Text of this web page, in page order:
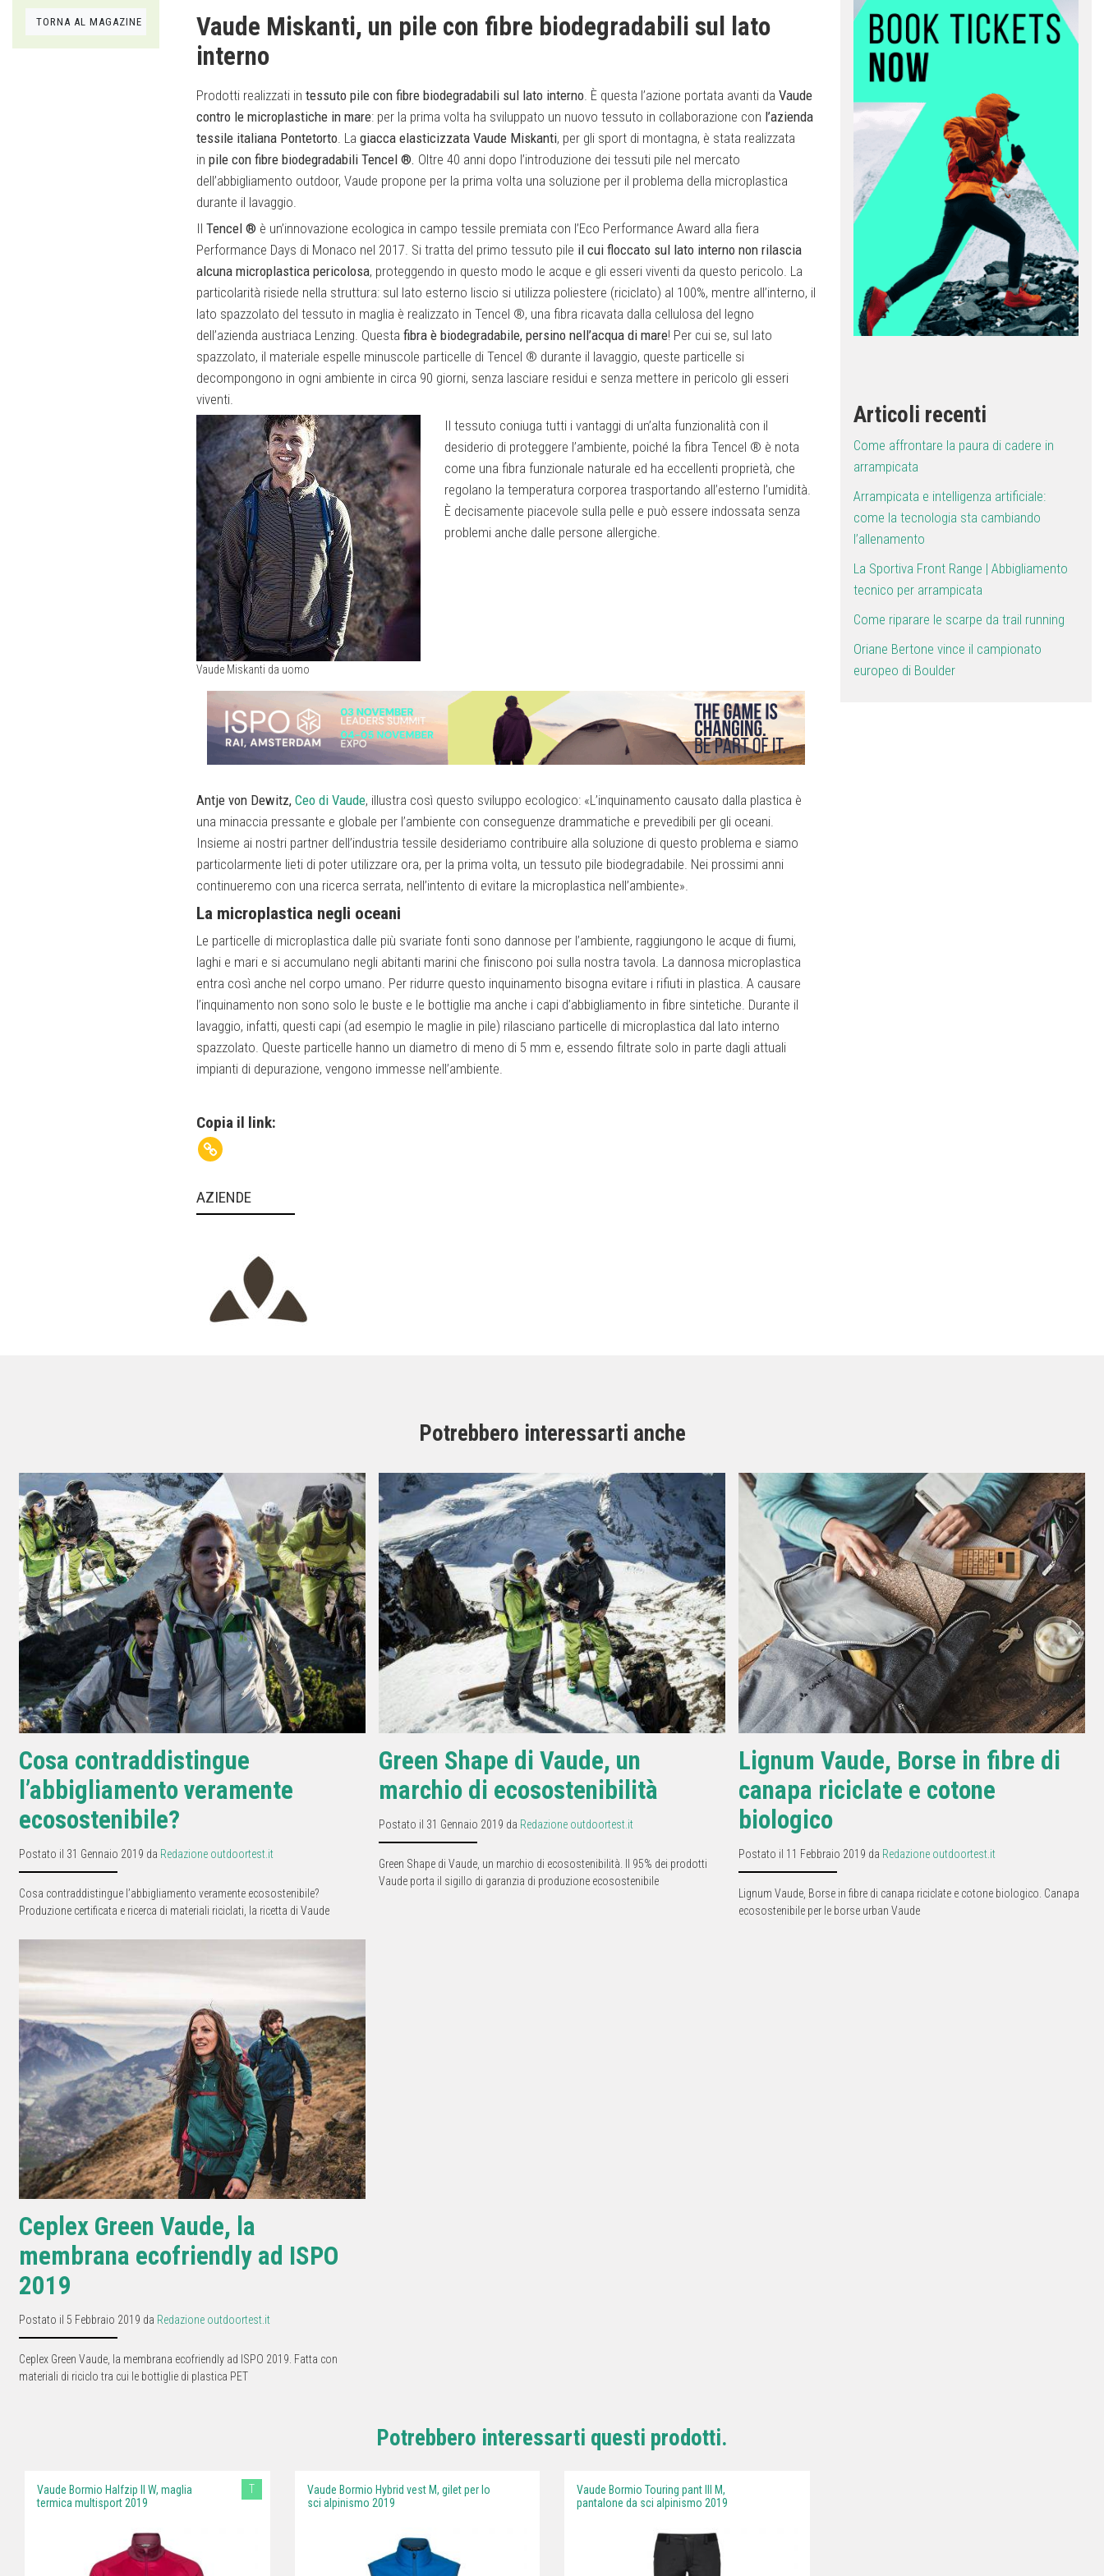
TORNA AL MAGAZINE
Vaude Miskanti, un pile con fibre biodegradabili sul lato
interno
Prodotti realizzati in tessuto pile con fibre biodegradabili sul lato interno . È questa l’azione portata avanti da Vaude
contro le microplastiche in mare: per la prima volta ha sviluppato un nuovo tessuto in collaborazione con l’azienda
tessile italiana Pontetorto . La giacca elasticizzata Vaude Miskanti, per gli sport di montagna, è stata realizzata
in pile con fibre biodegradabili Tencel ®. Oltre 40 anni dopo l’introduzione dei tessuti pile nel mercato
dell’abbigliamento outdoor, Vaude propone per la prima volta una soluzione per il problema della microplastica
durante il lavaggio.
Il Tencel ® è un’innovazione ecologica in campo tessile premiata con l’Eco Performance Award alla fiera
Performance Days di Monaco nel 2017. Si tratta del primo tessuto pile il cui floccato sul lato interno non rilascia
alcuna microplastica pericolosa, proteggendo in questo modo le acque e gli esseri viventi da questo pericolo. La
particolarità risiede nella struttura: sul lato esterno liscio si utilizza poliestere (riciclato) al 100%, mentre all’interno, il
lato spazzolato del tessuto in maglia è realizzato in Tencel ®, una fibra ricavata dalla cellulosa del legno
dell’azienda austriaca Lenzing. Questa fibra è biodegradabile, persino nell’acqua di mare! Per cui se, sul lato
spazzolato, il materiale espelle minuscole particelle di Tencel ® durante il lavaggio, queste particelle si
decompongono in ogni ambiente in circa 90 giorni, senza lasciare residui e senza mettere in pericolo gli esseri
viventi.
Vaude Miskanti da uomo
Il tessuto coniuga tutti i vantaggi di un’alta funzionalità con il
desiderio di proteggere l’ambiente, poiché la fibra Tencel ® è nota
come una fibra funzionale naturale ed ha eccellenti proprietà, che
regolano la temperatura corporea trasportando all’esterno l’umidità.
È decisamente piacevole sulla pelle e può essere indossata senza
problemi anche dalle persone allergiche.
Antje von Dewitz, Ceo di Vaude, illustra così questo sviluppo ecologico: «L’inquinamento causato dalla plastica è
una minaccia pressante e globale per l’ambiente con conseguenze drammatiche e prevedibili per gli oceani.
Insieme ai nostri partner dell’industria tessile desideriamo contribuire alla soluzione di questo problema e siamo
particolarmente lieti di poter utilizzare ora, per la prima volta, un tessuto pile biodegradabile. Nei prossimi anni
continueremo con una ricerca serrata, nell’intento di evitare la microplastica nell’ambiente».
La microplastica negli oceani
Le particelle di microplastica dalle più svariate fonti sono dannose per l’ambiente, raggiungono le acque di fiumi,
laghi e mari e si accumulano negli abitanti marini che finiscono poi sulla nostra tavola. La dannosa microplastica
entra così anche nel corpo umano. Per ridurre questo inquinamento bisogna evitare i rifiuti in plastica. A causare
l’inquinamento non sono solo le buste e le bottiglie ma anche i capi d’abbigliamento in fibre sintetiche. Durante il
lavaggio, infatti, questi capi (ad esempio le maglie in pile) rilasciano particelle di microplastica dal lato interno
spazzolato. Queste particelle hanno un diametro di meno di 5 mm e, essendo filtrate solo in parte dagli attuali
impianti di depurazione, vengono immesse nell’ambiente.
Copia il link:
AZIENDE
Articoli recenti
Come affrontare la paura di cadere in
arrampicata
Arrampicata e intelligenza artificiale:
come la tecnologia sta cambiando
l’allenamento
La Sportiva Front Range | Abbigliamento
tecnico per arrampicata
Come riparare le scarpe da trail running
Oriane Bertone vince il campionato
europeo di Boulder
Potrebbero interessarti anche
Cosa contraddistingue
l’abbigliamento veramente
ecosostenibile?
Postato il 31 Gennaio 2019 da Redazione outdoortest.it
Cosa contraddistingue l’abbigliamento veramente ecosostenibile?
Produzione certificata e ricerca di materiali riciclati, la ricetta di Vaude
Green Shape di Vaude, un
marchio di ecosostenibilità
Postato il 31 Gennaio 2019 da Redazione outdoortest.it
Green Shape di Vaude, un marchio di ecosostenibilità. Il 95% dei prodotti
Vaude porta il sigillo di garanzia di produzione ecosostenibile
Lignum Vaude, Borse in fibre di
canapa riciclate e cotone
biologico
Postato il 11 Febbraio 2019 da Redazione outdoortest.it
Lignum Vaude, Borse in fibre di canapa riciclate e cotone biologico. Canapa
ecosostenibile per le borse urban Vaude
Ceplex Green Vaude, la
membrana ecofriendly ad ISPO
2019
Postato il 5 Febbraio 2019 da Redazione outdoortest.it
Ceplex Green Vaude, la membrana ecofriendly ad ISPO 2019. Fatta con
materiali di riciclo tra cui le bottiglie di plastica PET
Potrebbero interessarti questi prodotti.
Vaude Bormio Halfzip II W, maglia
termica multisport 2019
T
Vaude Bormio Hybrid vest M, gilet per lo
sci alpinismo 2019
Vaude Bormio Touring pant III M,
pantalone da sci alpinismo 2019